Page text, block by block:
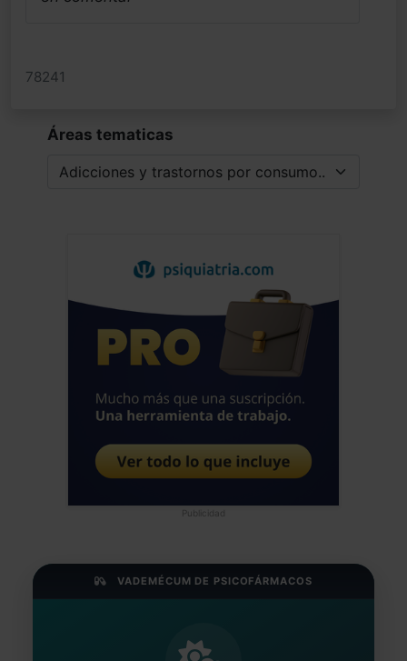
78241
Áreas tematicas
Publicidad
VADEMÉCUM DE PSICOFÁRMACOS